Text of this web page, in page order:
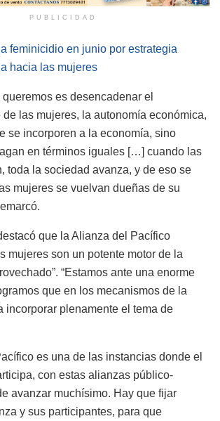
PUBLICIDAD
feminicidio en junio por estrategia
hacia las mujeres
queremos es desencadenar el
las mujeres, la autonomía económica,
se incorporen a la economía, sino
en términos iguales […] cuando las
toda la sociedad avanza, y de eso se
mujeres se vuelvan dueñas de su
que la Alianza del Pacífico
mujeres son un potente motor de la
“Estamos ante una enorme
que en los mecanismos de la
incorporar plenamente el tema de
es una de las instancias donde el
con estas alianzas público-
avanzar muchísimo. Hay que fijar
y sus participantes, para que